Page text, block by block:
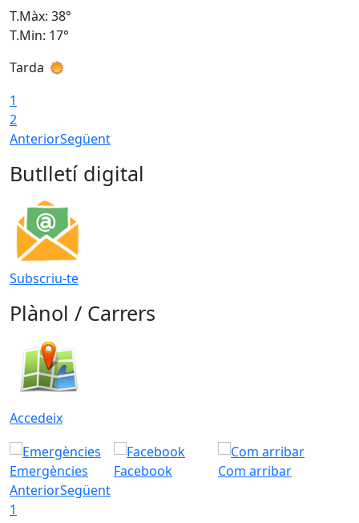
T.Màx: 38°
T.Min: 17°
Tarda
1
2
AnteriorSegüent
Butlletí digital
Subscriu-te
Plànol / Carrers
Accedeix
Emergències Facebook
Com arribar
AnteriorSegüent
1